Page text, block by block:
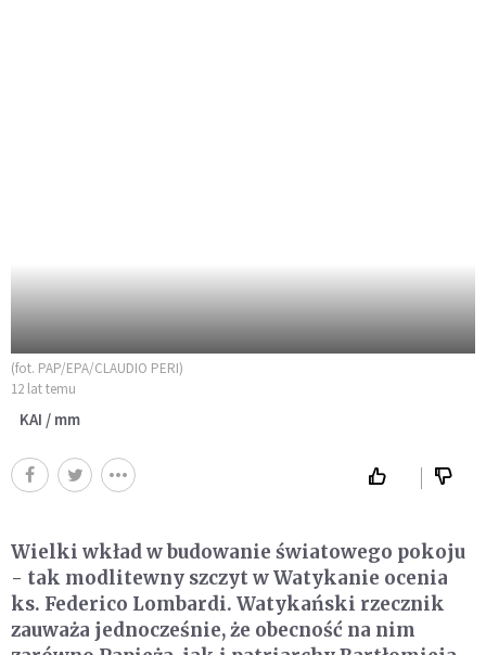
(fot. PAP/EPA/CLAUDIO PERI)
12 lat temu
KAI / mm
Wielki wkład w budowanie światowego pokoju
- tak modlitewny szczyt w Watykanie ocenia
ks. Federico Lombardi. Watykański rzecznik
zauważa jednocześnie, że obecność na nim